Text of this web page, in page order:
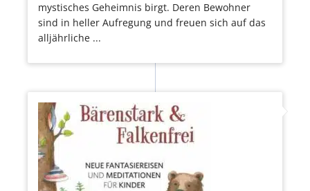
mystisches Geheimnis birgt. Deren Bewohner
sind in heller Aufregung und freuen sich auf das
alljährliche ...